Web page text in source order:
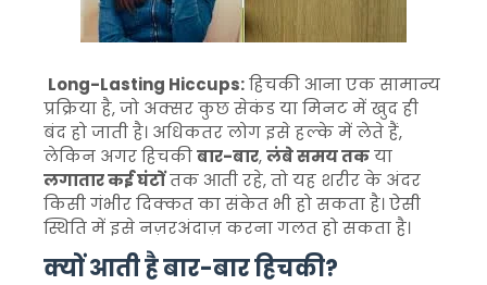
Long-Lasting Hiccups:हिचकी आना एक सामान्य
प्रक्रिया है, जो अक्सर कुछ सेकंड या मिनट में खुद ही
बंद हो जाती है। अधिकतर लोग इसे हल्के में लेते हैं,
लेकिन अगर हिचकीबार-बार,लंबे समय तकया
लगातार कई घंटोंतक आती रहे, तो यह शरीर के अंदर
किसी गंभीर दिक्कत का संकेत भी हो सकता है। ऐसी
स्थिति में इसे नज़रअंदाज़ करना गलत हो सकता है।
क्यों आती है बार-बार हिचकी?